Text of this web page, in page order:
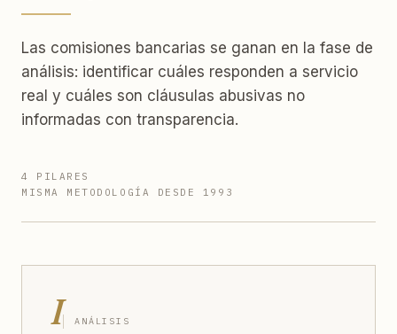
Las comisiones bancarias se ganan en la fase de
análisis: identificar cuáles responden a servicio
real y cuáles son cláusulas abusivas no
informadas con transparencia.
4 PILARES
MISMA METODOLOGÍA DESDE 1993
I ANÁLISIS